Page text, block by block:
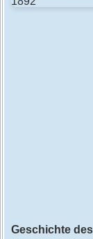
Geschichte